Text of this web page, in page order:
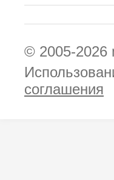
© 2005-2026
соглашения